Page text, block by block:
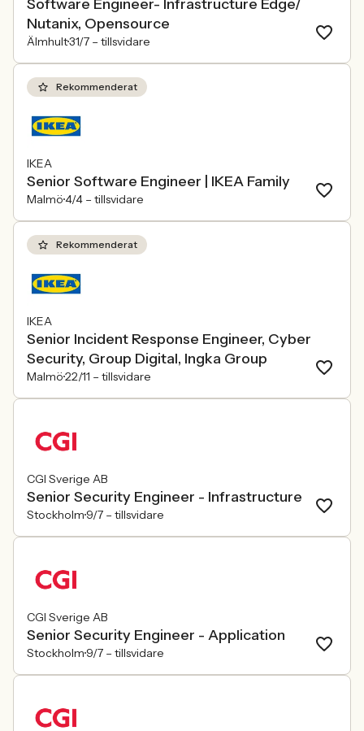
Software Engineer- Infrastructure Edge/
Nutanix, Opensource
Älmhult31/7 – tillsvidare
Rekommenderat
IKEA
Senior Software Engineer | IKEA Family
Malmö4/4 – tillsvidare
Rekommenderat
IKEA
Senior Incident Response Engineer, Cyber
Security, Group Digital, Ingka Group
Malmö22/11 – tillsvidare
CGI Sverige AB
Senior Security Engineer - Infrastructure
Stockholm 9/7 – tillsvidare
CGI Sverige AB
Senior Security Engineer - Application
Stockholm 9/7 – tillsvidare